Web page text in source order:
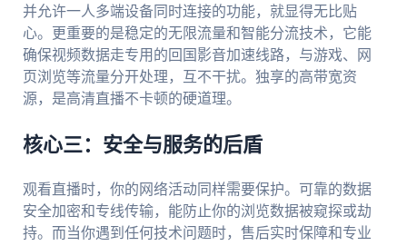
并允许一人多端设备同时连接的功能，就显得无比贴
心。更重要的是稳定的无限流量和智能分流技术，它能
确保视频数据走专用的回国影音加速线路，与游戏、网
页浏览等流量分开处理，互不干扰。独享的高带宽资
源，是高清直播不卡顿的硬道理。
核心三：安全与服务的后盾
观看直播时，你的网络活动同样需要保护。可靠的数据
安全加密和专线传输，能防止你的浏览数据被窥探或劫
持。而当你遇到任何技术问题时，售后实时保障和专业